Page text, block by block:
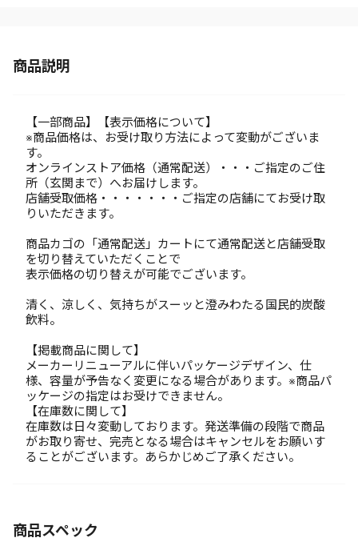
商品説明
【一部商品】【表示価格について】
※商品価格は、お受け取り方法によって変動がございま
す。
オンラインストア価格（通常配送）・・・ご指定のご住
所（玄関まで）へお届けします。
店舗受取価格・・・・・・・ご指定の店舗にてお受け取
りいただきます。
商品カゴの「通常配送」カートにて通常配送と店舗受取
を切り替えていただくことで
表示価格の切り替えが可能でございます。
清く、涼しく、気持ちがスーッと澄みわたる国民的炭酸
飲料。
【掲載商品に関して】
メーカーリニューアルに伴いパッケージデザイン、仕
様、容量が予告なく変更になる場合があります。※商品パ
ッケージの指定はお受けできません。
【在庫数に関して】
在庫数は日々変動しております。発送準備の段階で商品
がお取り寄せ、完売となる場合はキャンセルをお願いす
ることがございます。あらかじめご了承ください。
商品スペック